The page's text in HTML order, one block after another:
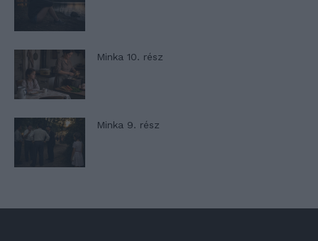
Minka 10. rész
Minka 9. rész